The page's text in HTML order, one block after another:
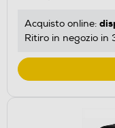
Acquisto online:
Ritiro in negozio in